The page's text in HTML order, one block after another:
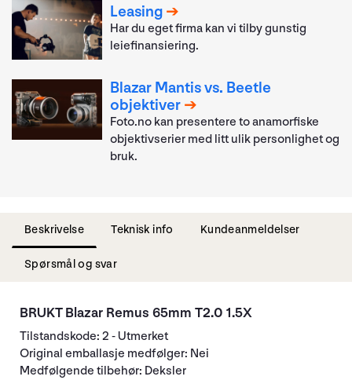
Leasing
Har du eget firma kan vi tilby gunstig
leiefinansiering.
Blazar Mantis vs. Beetle
objektiver
Foto.no kan presentere to anamorfiske
objektivserier med litt ulik personlighet og
bruk.
Beskrivelse Teknisk info Kundeanmeldelser
Spørsmål og svar
BRUKT Blazar Remus 65mm T2.0 1.5X
Tilstandskode: 2 - Utmerket
Original emballasje medfølger: Nei
Medfølgende tilbehør: Deksler